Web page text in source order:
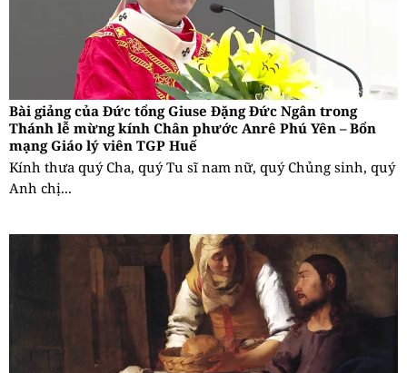
Bài giảng của Đức tổng Giuse Đặng Đức Ngân trong
Thánh lễ mừng kính Chân phước Anrê Phú Yên – Bổn
mạng Giáo lý viên TGP Huế
Kính thưa quý Cha, quý Tu sĩ nam nữ, quý Chủng sinh, quý
Anh chị...